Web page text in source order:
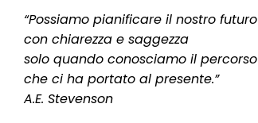
“Possiamo pianificare il nostro futuro
con chiarezza e saggezza
solo quando conosciamo il percorso
che ci ha portato al presente.”
A.E. Stevenson